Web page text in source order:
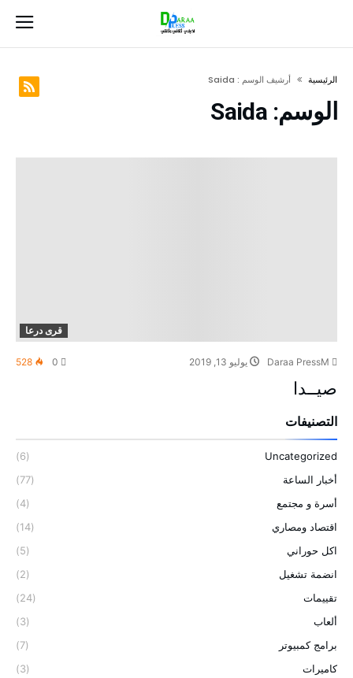
‫الرئيسية‬ ‫أرشيف الوسم :‬ Saida
الوسم: Saida
قرى درعا
يوليو 13, 2019 528
صيــدا
التصنيفات
Uncategorized
(6)
أخبار الساعة
(77)
أسرة و مجتمع
(4)
اقتصاد ومصاري
(14)
اكل حوراني
(5)
انضمة تشغيل
(2)
تقييمات
(24)
ألعاب
(3)
برامج كمبيوتر
(7)
كاميرات
(3)